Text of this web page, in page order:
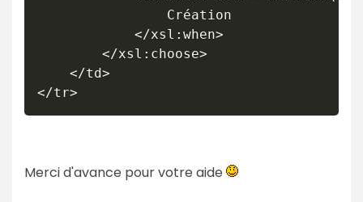
</tr>
Merci d'avance pour votre aide